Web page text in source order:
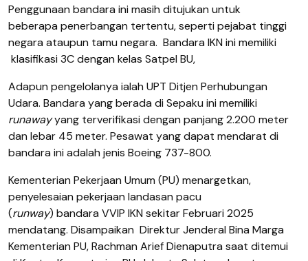
Penggunaan bandara ini masih ditujukan untuk
beberapa penerbangan tertentu, seperti pejabat tinggi
negara ataupun tamu negara. Bandara IKN ini memiliki
klasifikasi 3C dengan kelas Satpel BU,
Adapun pengelolanya ialah UPT Ditjen Perhubungan
Udara. Bandara yang berada di Sepaku ini memiliki
runawayyang terverifikasi dengan panjang 2.200 meter
dan lebar 45 meter. Pesawat yang dapat mendarat di
bandara ini adalah jenis Boeing 737-800.
Kementerian Pekerjaan Umum (PU) menargetkan,
penyelesaian pekerjaan landasan pacu
(runway) bandara VVIP IKN sekitar Februari 2025
mendatang. Disampaikan Direktur Jenderal Bina Marga
Kementerian PU, Rachman Arief Dienaputra saat ditemui